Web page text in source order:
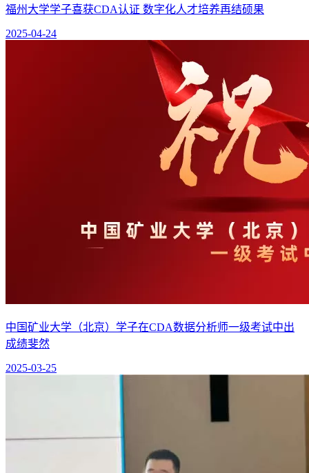
福州大学学子喜获CDA认证 数字化人才培养再结硕果
2025-04-24
中国矿业大学（北京）学子在CDA数据分析师一级考试中出
成绩斐然
2025-03-25